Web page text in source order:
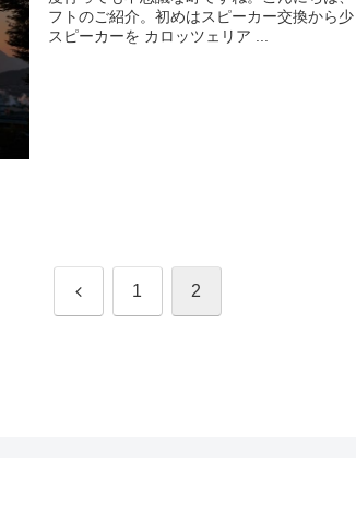
フトのご紹介。初めはスピーカー交換から
スピーカーを カロッツェリア ...
前 1 2